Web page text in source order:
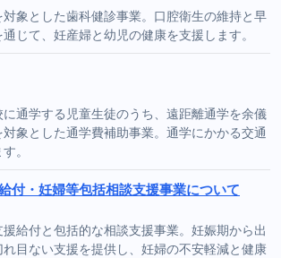
象とした歯科健診事業。口腔衛生の維持と早
じて、妊産婦と幼児の健康を支援します。
通学する児童生徒のうち、遠距離通学を余儀
象とした通学費補助事業。通学にかかる交通
。
付・妊婦等包括相談支援事業について
給付と包括的な相談支援事業。妊娠期から出
目ない支援を提供し、妊婦の不安軽減と健康